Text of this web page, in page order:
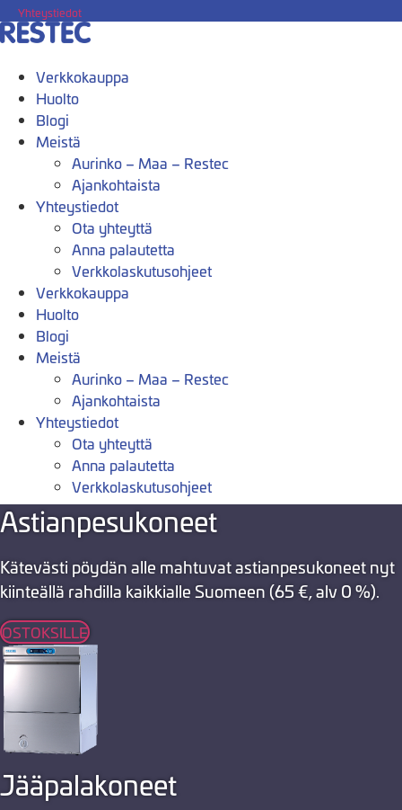
Mene
sisältöön
Yhteystiedot
Verkkokauppa
Huolto
Blogi
Meistä
Aurinko – Maa – Restec
Ajankohtaista
Yhteystiedot
Ota yhteyttä
Anna palautetta
Verkkolaskutusohjeet
Verkkokauppa
Huolto
Blogi
Meistä
Aurinko – Maa – Restec
Ajankohtaista
Yhteystiedot
Ota yhteyttä
Anna palautetta
Verkkolaskutusohjeet
Astianpesukoneet
Kätevästi pöydän alle mahtuvat astianpesukoneet nyt
kiinteällä rahdilla kaikkialle Suomeen (65 €, alv 0 %).
OSTOKSILLE
Jääpalakoneet